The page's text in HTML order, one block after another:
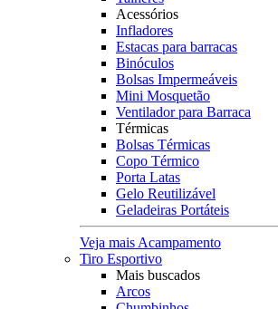
Acessórios
Infladores
Estacas para barracas
Binóculos
Bolsas Impermeáveis
Mini Mosquetão
Ventilador para Barraca
Térmicas
Bolsas Térmicas
Copo Térmico
Porta Latas
Gelo Reutilizável
Geladeiras Portáteis
Veja mais Acampamento
Tiro Esportivo
Mais buscados
Arcos